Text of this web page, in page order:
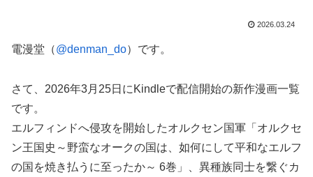
2026.03.24
電漫堂（@denman_do）です。
さて、2026年3月25日にKindleで配信開始の新作漫画一覧
です。
エルフィンドへ侵攻を開始したオルクセン国軍「オルクセ
ン王国史～野蛮なオークの国は、如何にして平和なエルフ
の国を焼き払うに至ったか～ 6巻」、異種族同士を繋ぐカ